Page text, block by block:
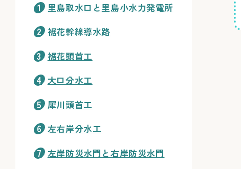
里島取水口と里島小水力発電所
裾花幹線導水路
裾花頭首工
大口分水工
犀川頭首工
左右岸分水工
左岸防災水門と右岸防災水門